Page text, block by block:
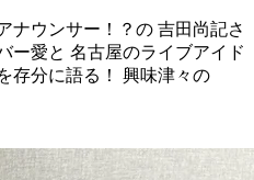
ナウンサー！？の 吉田尚記さ
ー愛と 名古屋のライブアイド
存分に語る！ 興味津々の